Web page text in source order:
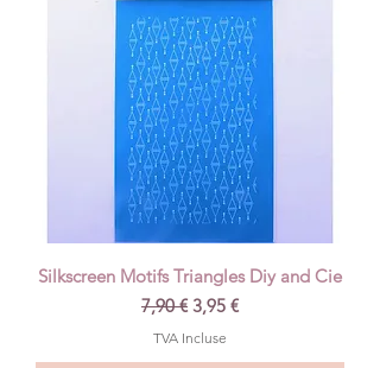
Silkscreen Motifs Triangles Diy and Cie
Prix original
7,90 € Prix promotionnel
3,95 €
TVA Incluse